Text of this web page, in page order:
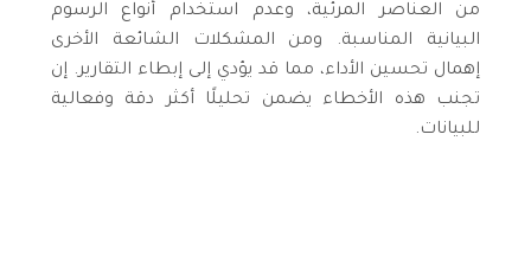
من العناصر المرئية، وعدم استخدام أنواع الرسوم
البيانية المناسبة. ومن المشكلات الشائعة الأخرى
إهمال تحسين الأداء، مما قد يؤدي إلى إبطاء التقارير. إن
تجنب هذه الأخطاء يضمن تحليلًا أكثر دقة وفعالية
للبيانات.